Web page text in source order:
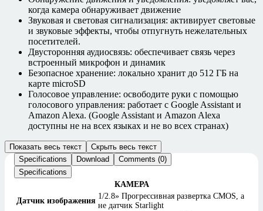
когда камера обнаруживает движение
Звуковая и световая сигнализация: активирует световые
и звуковые эффекты, чтобы отпугнуть нежелательных
посетителей.
Двусторонняя аудиосвязь: обеспечивает связь через
встроенный микрофон и динамик
Безопасное хранение: локально хранит до 512 ГБ на
карте microSD
Голосовое управление: освободите руки с помощью
голосового управления: работает с Google Assistant и
Amazon Alexa. (Google Assistant и Amazon Alexa
доступны не на всех языках и не во всех странах)
Показать весь текст
Скрыть весь текст
Specifications
Download
Comments (0)
Specifications
КАМЕРА
Датчик изображения
1/2.8» Прогрессивная развертка CMOS, а
не датчик Starlight